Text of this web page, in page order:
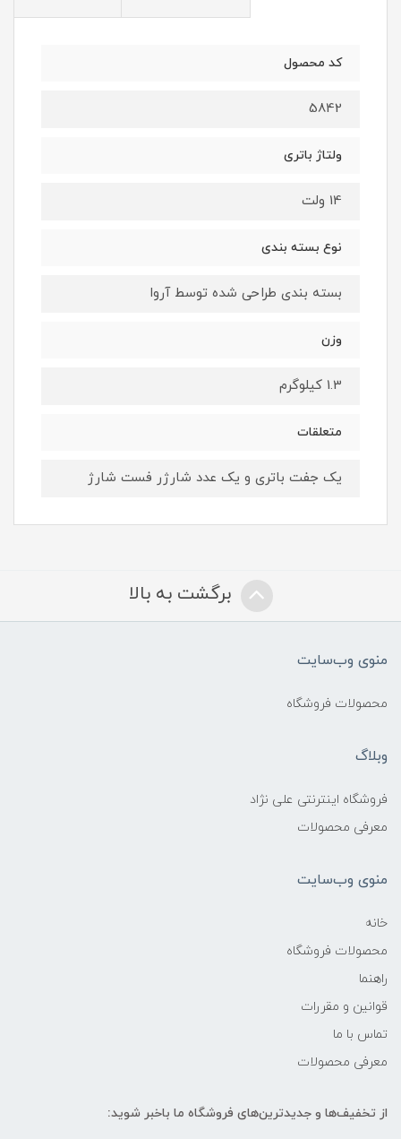
کد محصول
5842
ولتاژ باتری
14 ولت
نوع بسته بندی
بسته بندی طراحی شده توسط آروا
وزن
1.3 کیلوگرم
متعلقات
یک جفت باتری و یک عدد شارژر فست شارژ
برگشت به بالا
منوی وب‌سایت
محصولات فروشگاه
وبلاگ
فروشگاه اینترنتی علی نژاد
معرفی محصولات
منوی وب‌سایت
خانه
محصولات فروشگاه
راهنما
قوانین و مقررات
تماس با ما
معرفی محصولات
از تخفیف‌ها و جدیدترین‌های فروشگاه ما باخبر شوید: